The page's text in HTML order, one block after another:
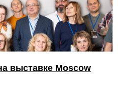
выставке Moscow